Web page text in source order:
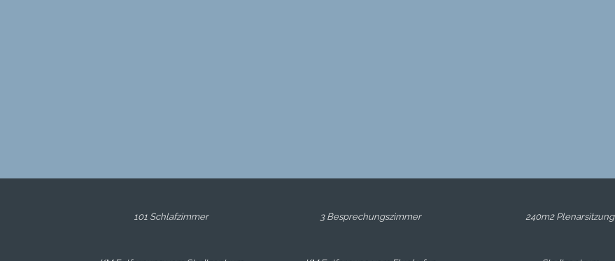
101 Schlafzimmer 3 Besprechungszimmer 240m2 Plenarsitzung